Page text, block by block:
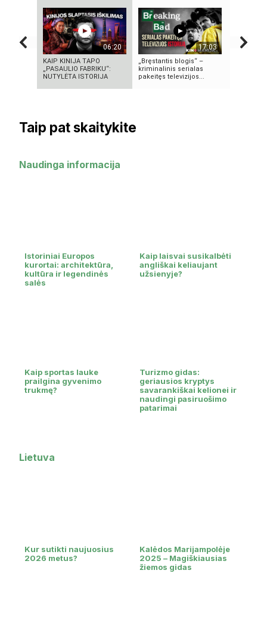
06:20
KAIP KINIJA TAPO
„PASAULIO FABRIKU“:
NUTYLĖTA ISTORIJA
17:03
„Bręstantis blogis“ –
kriminalinis serialas
pakeitęs televizijos...
Taip pat skaitykite
Naudinga informacija
Istoriniai Europos
kurortai: architektūra,
kultūra ir legendinės
salės
Kaip laisvai susikalbėti
angliškai keliaujant
užsienyje?
Kaip sportas lauke
prailgina gyvenimo
trukmę?
Turizmo gidas:
geriausios kryptys
savarankiškai kelionei ir
naudingi pasiruošimo
patarimai
Lietuva
Kur sutikti naujuosius
2026 metus?
Kalėdos Marijampolėje
2025 – Magiškiausias
žiemos gidas